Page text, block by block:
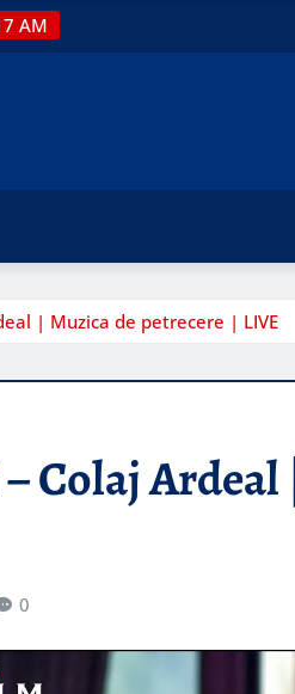
AM
| Muzica de petrecere | LIVE
Colaj
0